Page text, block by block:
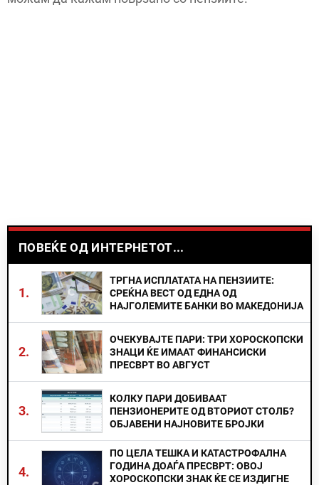
ПОВЕЌЕ ОД ИНТЕРНЕТОТ...
1.
ТРГНА ИСПЛАТАТА НА ПЕНЗИИТЕ:
СРЕЌНА ВЕСТ ОД ЕДНА ОД
НАЈГОЛЕМИТЕ БАНКИ ВО МАКЕДОНИЈА
2.
ОЧЕКУВАЈТЕ ПАРИ: ТРИ ХОРОСКОПСКИ
ЗНАЦИ ЌЕ ИМААТ ФИНАНСИСКИ
ПРЕСВРТ ВО АВГУСТ
3.
КОЛКУ ПАРИ ДОБИВААТ
ПЕНЗИОНЕРИТЕ ОД ВТОРИОТ СТОЛБ?
ОБЈАВЕНИ НАЈНОВИТЕ БРОЈКИ
4.
ПО ЦЕЛА ТЕШКА И КАТАСТРОФАЛНА
ГОДИНА ДОАЃА ПРЕСВРТ: ОВОЈ
ХОРОСКОПСКИ ЗНАК ЌЕ СЕ ИЗДИГНЕ